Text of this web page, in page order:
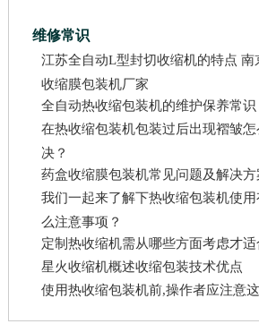
维修常识
江苏全自动L型封切收缩机的特点 南
收缩膜包装机厂家
全自动热收缩包装机的维护保养常识
在热收缩包装机包装过后出现褶皱怎
决？
药盒收缩膜包装机常见问题及解决方
我们一起来了解下热收缩包装机使用
么注意事项？
定制热收缩机需从哪些方面考虑才适
星火收缩机概述收缩包装技术优点
使用热收缩包装机前,操作者应注意